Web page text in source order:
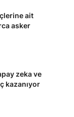
ait
asker
zeka ve
kazanıyor